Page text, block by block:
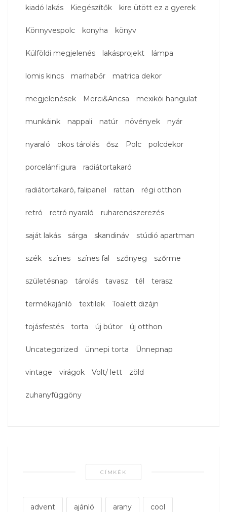
kiadó lakás Kiegészítők kire ütött ez a gyerek
Könnyvespolc konyha könyv
Külföldi megjelenés lakásprojekt lámpa
lomis kincs marhabőr matrica dekor
megjelenések Merci&Ancsa mexikói hangulat
munkáink nappali natúr növények nyár
nyaraló okos tárolás ősz Polc polcdekor
porcelánfigura radiátortakaró
radiátortakaró, falipanel rattan régi otthon
retró retró nyaraló ruharendszerezés
saját lakás sárga skandináv stúdió apartman
szék színes színes fal szőnyeg szőrme
születésnap tárolás tavasz tél terasz
termékajánló textilek Toalett dizájn
tojásfestés torta új bútor új otthon
Uncategorized ünnepi torta Ünnepnap
vintage virágok Volt/ lett zöld
zuhanyfüggöny
CÍMKÉK
advent ajánló arany cool